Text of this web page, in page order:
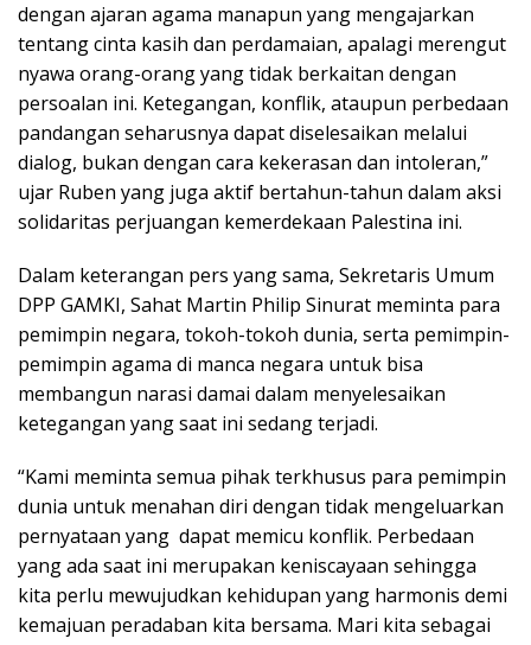
dengan ajaran agama manapun yang mengajarkan
tentang cinta kasih dan perdamaian, apalagi merengut
nyawa orang-orang yang tidak berkaitan dengan
persoalan ini. Ketegangan, konflik, ataupun perbedaan
pandangan seharusnya dapat diselesaikan melalui
dialog, bukan dengan cara kekerasan dan intoleran,”
ujar Ruben yang juga aktif bertahun-tahun dalam aksi
solidaritas perjuangan kemerdekaan Palestina ini.
Dalam keterangan pers yang sama, Sekretaris Umum
DPP GAMKI, Sahat Martin Philip Sinurat meminta para
pemimpin negara, tokoh-tokoh dunia, serta pemimpin-
pemimpin agama di manca negara untuk bisa
membangun narasi damai dalam menyelesaikan
ketegangan yang saat ini sedang terjadi.
“Kami meminta semua pihak terkhusus para pemimpin
dunia untuk menahan diri dengan tidak mengeluarkan
pernyataan yang dapat memicu konflik. Perbedaan
yang ada saat ini merupakan keniscayaan sehingga
kita perlu mewujudkan kehidupan yang harmonis demi
kemajuan peradaban kita bersama. Mari kita sebagai